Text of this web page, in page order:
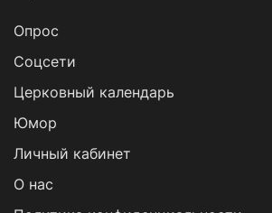
Опрос
Cоцсети
Церковный календарь
Юмор
Личный кабинет
О нас